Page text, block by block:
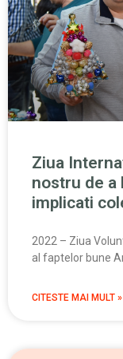
Ziua
nostru de a
implicati
2022 – Ziua
al faptelor bune
CITESTE MAI MULT »